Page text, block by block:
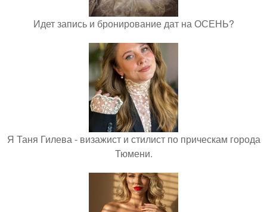
Идет запись и бронирование дат на ОСЕНЬ?
Я Таня Гилева - визажист и стилист по прическам города
Тюмени.